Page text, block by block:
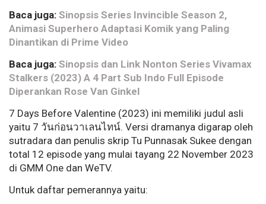
Baca juga: Sinopsis Series Invincible Season 2,
Animasi Superhero Adaptasi Komik yang Paling
Dinantikan di Prime Video
Baca juga: Sinopsis dan Link Nonton Series Vivamax
Stalkers (2023) A 4 Part Sub Indo Full Episode
Diperankan Rose Van Ginkel
7 Days Before Valentine (2023) ini memiliki judul asli
yaitu 7 วันก่อนวาเลนไทน์. Versi dramanya digarap oleh
sutradara dan penulis skrip Tu Punnasak Sukee dengan
total 12 episode yang mulai tayang 22 November 2023
di GMM One dan WeTV.
Untuk daftar pemerannya yaitu: